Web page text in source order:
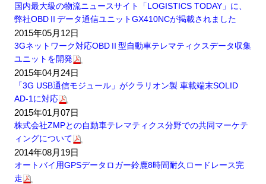
国内最大級の物流ニュースサイト「LOGISTICS TODAY」に、
弊社OBDⅡデータ通信ユニットGX410NCが掲載されました
2015年05月12日
3Gネットワーク対応OBDⅡ型自動車テレマティクスデータ収集
ユニットを開発
2015年04月24日
「3G USB通信モジュール」がクラリオン製 車載端末SOLID
AD-1に対応
2015年01月07日
株式会社ZMPとの自動車テレマティクス分野での共同マーケテ
ィングについて
2014年08月19日
オートバイ用GPSデータロガー鈴鹿8時間耐久ロードレース完
走